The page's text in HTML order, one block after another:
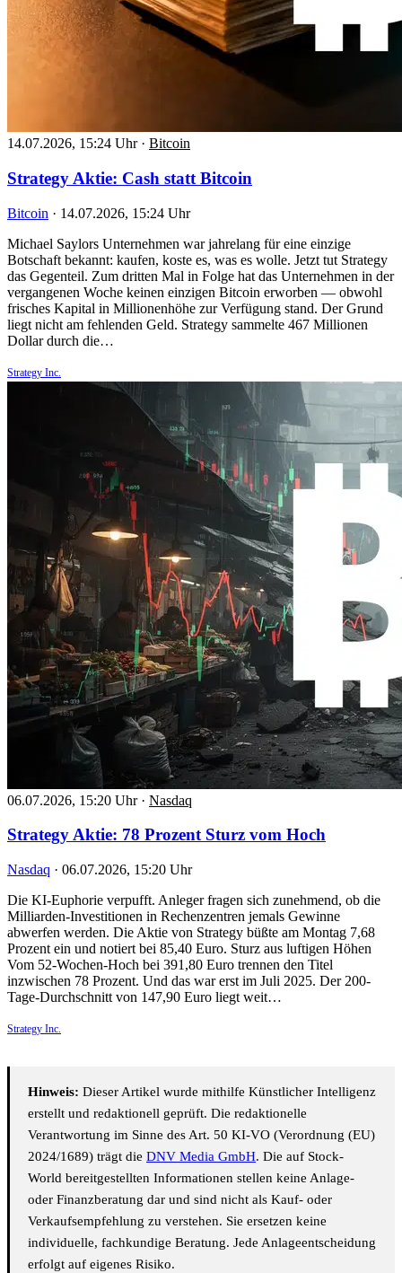
14.07.2026, 15:24 Uhr · Bitcoin
Strategy Aktie: Cash statt Bitcoin
Bitcoin · 14.07.2026, 15:24 Uhr
Michael Saylors Unternehmen war jahrelang für eine einzige
Botschaft bekannt: kaufen, koste es, was es wolle. Jetzt tut Strategy
das Gegenteil. Zum dritten Mal in Folge hat das Unternehmen in der
vergangenen Woche keinen einzigen Bitcoin erworben — obwohl
frisches Kapital in Millionenhöhe zur Verfügung stand. Der Grund
liegt nicht am fehlenden Geld. Strategy sammelte 467 Millionen
Dollar durch die…
Strategy Inc.
06.07.2026, 15:20 Uhr · Nasdaq
Strategy Aktie: 78 Prozent Sturz vom Hoch
Nasdaq · 06.07.2026, 15:20 Uhr
Die KI-Euphorie verpufft. Anleger fragen sich zunehmend, ob die
Milliarden-Investitionen in Rechenzentren jemals Gewinne
abwerfen werden. Die Aktie von Strategy büßte am Montag 7,68
Prozent ein und notiert bei 85,40 Euro. Sturz aus luftigen Höhen
Vom 52-Wochen-Hoch bei 391,80 Euro trennen den Titel
inzwischen 78 Prozent. Und das war erst im Juli 2025. Der 200-
Tage-Durchschnitt von 147,90 Euro liegt weit…
Strategy Inc.
Hinweis: Dieser Artikel wurde mithilfe Künstlicher Intelligenz
erstellt und redaktionell geprüft. Die redaktionelle
Verantwortung im Sinne des Art. 50 KI-VO (Verordnung (EU)
2024/1689) trägt die DNV Media GmbH. Die auf Stock-
World bereitgestellten Informationen stellen keine Anlage-
oder Finanzberatung dar und sind nicht als Kauf- oder
Verkaufsempfehlung zu verstehen. Sie ersetzen keine
individuelle, fachkundige Beratung. Jede Anlageentscheidung
erfolgt auf eigenes Risiko.